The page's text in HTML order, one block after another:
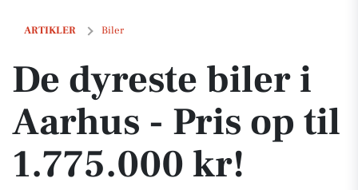
ARTIKLER Biler
De dyreste biler i Aarhus - Pris op til 1.775.000 kr!
De dyreste biler i
Aarhus - Pris op til
1.775.000 kr!